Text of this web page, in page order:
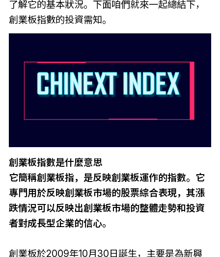
了解它的基本狀況。下面咱們就來一起總結下，
創業板指數的投資需知。
創業板指數是什麼意思
它簡稱創業板指，是反映創業板運作的指數。它
專門用於反映創業板市場的股票綜合表現，其漲
跌情況可以反映出創業板市場的整體走勢和投資
者對成長型企業的信心。
創業板於2009年10月30日誕生，主要是為新興